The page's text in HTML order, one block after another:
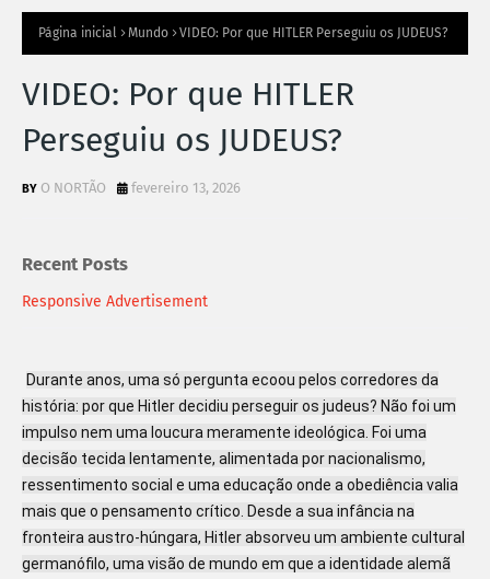
Página inicial Mundo VIDEO: Por que HITLER Perseguiu os JUDEUS?
VIDEO: Por que HITLER
Perseguiu os JUDEUS?
O NORTÃO fevereiro 13, 2026
Recent Posts
Responsive Advertisement
Durante anos, uma só pergunta ecoou pelos corredores da
história: por que Hitler decidiu perseguir os judeus? Não foi um
impulso nem uma loucura meramente ideológica. Foi uma
decisão tecida lentamente, alimentada por nacionalismo,
ressentimento social e uma educação onde a obediência valia
mais que o pensamento crítico. Desde a sua infância na
fronteira austro‑húngara, Hitler absorveu um ambiente cultural
germanófilo, uma visão de mundo em que a identidade alemã